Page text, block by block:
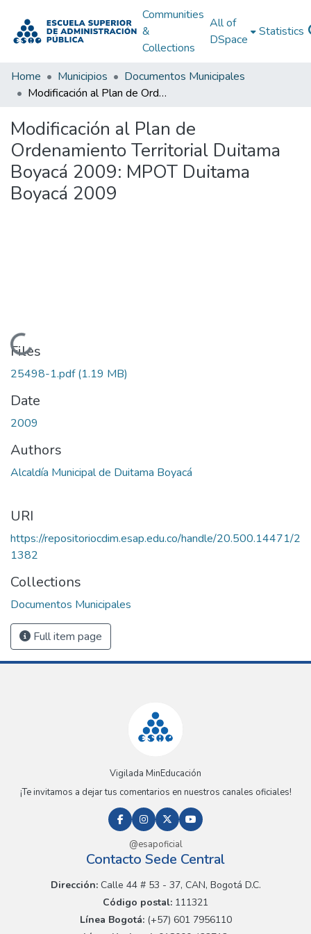
Communities
&
Collections
All of
DSpace
Statistics
Home Municipios
Documentos Municipales
Modificación al Plan de Ordenamiento Territorial Duitama Boyacá 2009: MPOT Duitama Boyacá 2009
Modificación al Plan de
Ordenamiento Territorial Duitama
Boyacá 2009: MPOT Duitama
Boyacá 2009
Loading...
Files
25498-1.pdf(1.19 MB)
Date
2009
Authors
Alcaldía Municipal de Duitama Boyacá
URI
https://repositoriocdim.esap.edu.co/handle/20.500.14471/2
1382
Collections
Documentos Municipales
Full item page
Vigilada MinEducación
¡Te invitamos a dejar tus comentarios en nuestros canales oficiales!
@esapoficial
Contacto Sede Central
Dirección:Calle 44 # 53 - 37, CAN, Bogotá D.C.
Código postal: 111321
Línea Bogotá:(+57) 601 7956110